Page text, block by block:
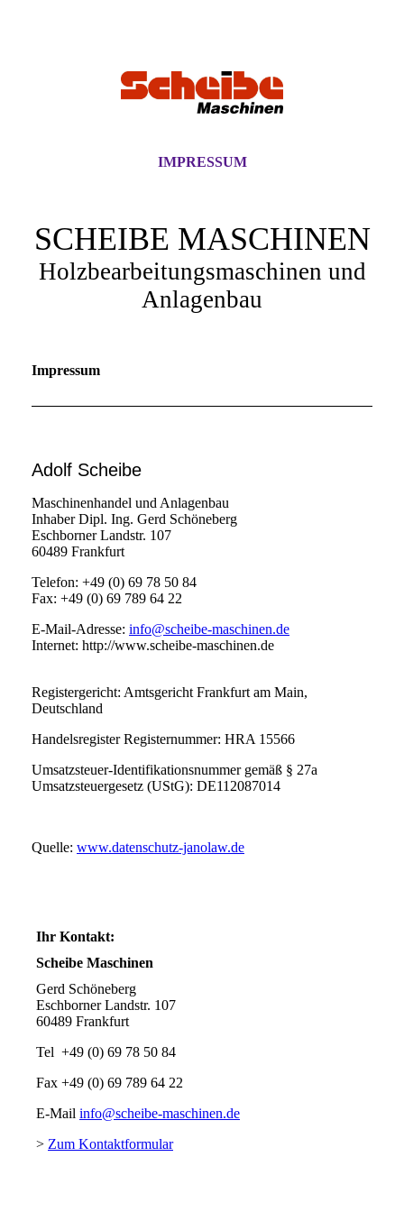
IMPRESSUM
SCHEIBE MASCHINEN
Holzbearbeitungsmaschinen und
Anlagenbau
Impressum
Adolf Scheibe
Maschinenhandel und Anlagenbau
Inhaber Dipl. Ing. Gerd Schöneberg
Eschborner Landstr. 107
60489 Frankfurt
Telefon: +49 (0) 69 78 50 84
Fax: +49 (0) 69 789 64 22
E-Mail-Adresse: info@scheibe-maschinen.de
Internet: http://www.scheibe-maschinen.de
Registergericht: Amtsgericht Frankfurt am Main,
Deutschland
Handelsregister Registernummer: HRA 15566
Umsatzsteuer-Identifikationsnummer gemäß § 27a
Umsatzsteuergesetz (UStG): DE112087014
Quelle: www.datenschutz-janolaw.de
Ihr Kontakt:
Scheibe Maschinen
Gerd Schöneberg
Eschborner Landstr. 107
60489 Frankfurt
Tel +49 (0) 69 78 50 84
Fax +49 (0) 69 789 64 22
E-Mail info@scheibe-maschinen.de
> Zum Kontaktformular